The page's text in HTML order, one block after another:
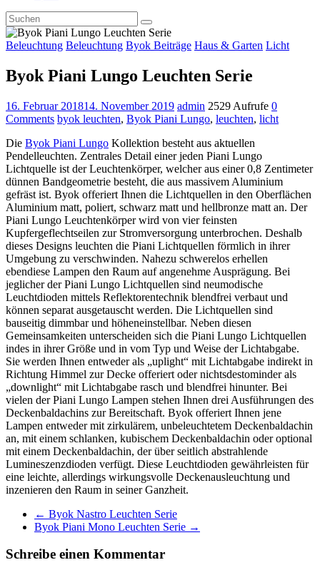
Beleuchtung Beleuchtung Byok Beiträge Haus & Garten Licht
Byok Piani Lungo Leuchten Serie
16. Februar 201814. November 2019 admin 2529 Aufrufe 0
Comments byok leuchten, Byok Piani Lungo, leuchten, licht
Die Byok Piani Lungo Kollektion besteht aus aktuellen
Pendelleuchten. Zentrales Detail einer jeden Piani Lungo
Lichtquelle ist der Leuchtenkörper, welcher aus einer 0,8 Zentimeter
dünnen Bandgeometrie besteht, die aus massivem Aluminium
gefräst ist. Byok offeriert Ihnen die Lichtquellen in den Oberflächen
Aluminium matt, poliert, schwarz matt und hellbronze matt an. Der
Piani Lungo Leuchtenkörper wird von vier feinsten
Kupfergeflechtseilen zur Stromversorgung unterbrochen. Deshalb
dieses Designs leuchten die Piani Lichtquellen förmlich in ihrer
Umgebung zu verschwinden. Nahezu schwerelos erhellen
ebendiese Lampen den Raum auf angenehme Ausprägung. Bei
jeglicher der Piani Lungo Lichtquellen sind neumodische
Leuchtdioden mittels Reflektorentechnik blendfrei verbaut und
können separat ausgetauscht werden. Die Lichtquellen sind
bauseitig dimmbar und höheneinstellbar. Neben diesen
Gemeinsamkeiten unterscheiden sich die Piani Lungo Lichtquellen
indes in ihrer Größe und in vom Typ und Weise der Lichtabgabe.
Sie werden Ihnen entweder als „uplight“ mit Lichtabgabe indirekt in
Richtung Himmel zur Decke offeriert oder nichtsdestominder als
„downlight“ mit Lichtabgabe rasch und blendfrei hinunter. Bei
vielen der Piani Lungo Lampen stehen Ihnen drei Ausführungen des
Deckenbaldachins zur Bereitschaft. Byok offeriert Ihnen jene
Lampen entweder mit zirkulärem, unbeleuchtetem Deckenbaldachin
an, mit einem schlanken, kubischem Deckenbaldachin oder optional
mit einem Deckenbaldachin, der über seitlich abstrahlende
Lumineszenzdioden verfügt. Diese Leuchtdioden gewährleisten für
eine leichte, allerdings wirkungsvolle Deckenausleuchtung und
inzenieren den Raum in seiner Ganzheit.
← Byok Nastro Leuchten Serie
Byok Piani Mono Leuchten Serie →
Schreibe einen Kommentar